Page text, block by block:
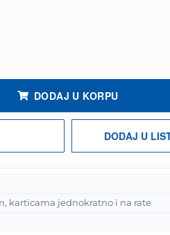
DODAJ U KORPU
DODAJ U
karticama jednokratno i na rate